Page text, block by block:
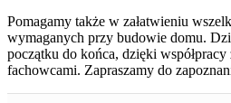
Pomagamy także w załatwieniu
wymaganych przy budowie domu.
początku do końca, dzięki
fachowcami. Zapraszamy do